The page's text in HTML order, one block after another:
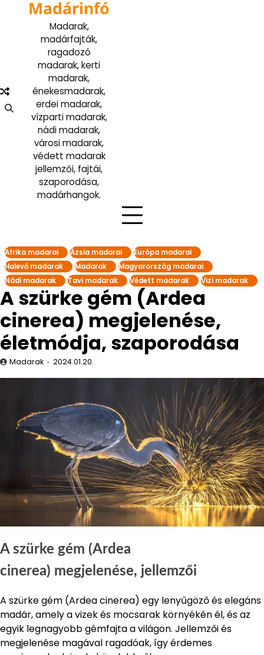
Madárinfó
Madarak,
madárfajták,
ragadozó
madarak, kerti
madarak,
énekesmadarak,
erdei madarak,
vízparti madarak,
nádi madarak,
városi madarak,
védett madarak
jellemzői, fajtái,
szaporodása,
madárhangok.
Afrika madarai Ázsia madarai
Európa madarai
Halevő madarak
Madarak
Magyarország madarai
Nádi madarak
Tavi madarak Védett madarak Vizi madarak
A szürke gém (Ardea
cinerea) megjelenése,
életmódja, szaporodása
Madarak 2024.01.20.
A szürke gém (Ardea
cinerea) megjelenése, jellemzői
A szürke gém (Ardea cinerea) egy lenyűgöző és elegáns
madár, amely a vizek és mocsarak környékén él, és az
egyik legnagyobb gémfajta a világon. Jellemzői és
megjelenése magával ragadóak, így érdemes